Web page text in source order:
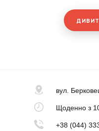
вул.
Щоденноз
+38 (044)